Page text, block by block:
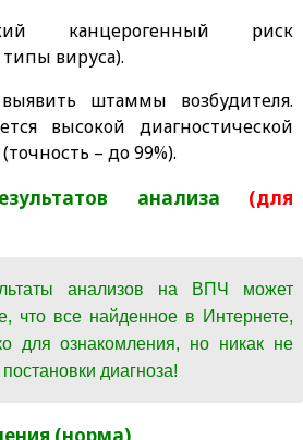
канцерогенный риск
вируса).
штаммы возбудителя.
высокой диагностической
– до 99%).
анализа (для
анализов на ВПЧ может
что все найденное в Интернете,
для ознакомления, но никак не
диагноза!
(норма)